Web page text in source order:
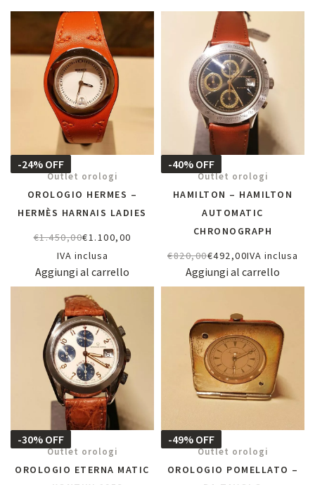
-24% OFF
Outlet orologi
OROLOGIO HERMES –
HERMÈS HARNAIS LADIES
€1.450,00€1.100,00
IVA inclusa
Aggiungi al carrello
-40% OFF
Outlet orologi
HAMILTON – HAMILTON
AUTOMATIC
CHRONOGRAPH
€820,00€492,00IVA inclusa
Aggiungi al carrello
-30% OFF
Outlet orologi
OROLOGIO ETERNA MATIC
-49% OFF
Outlet orologi
OROLOGIO POMELLATO –